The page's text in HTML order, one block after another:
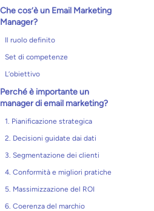
Che cos’è un Email Marketing
Manager?
Il ruolo definito
Set di competenze
L’obiettivo
Perché è importante un
manager di email marketing?
1. Pianificazione strategica
2. Decisioni guidate dai dati
3. Segmentazione dei clienti
4. Conformità e migliori pratiche
5. Massimizzazione del ROI
6. Coerenza del marchio